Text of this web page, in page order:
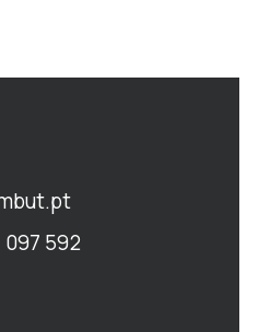
097 592